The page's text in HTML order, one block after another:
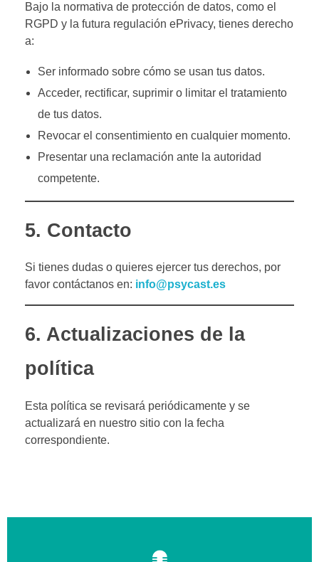
Bajo la normativa de protección de datos, como el
RGPD y la futura regulación ePrivacy, tienes derecho
a:
Ser informado sobre cómo se usan tus datos.
Acceder, rectificar, suprimir o limitar el tratamiento
de tus datos.
Revocar el consentimiento en cualquier momento.
Presentar una reclamación ante la autoridad
competente.
5. Contacto
Si tienes dudas o quieres ejercer tus derechos, por
favor contáctanos en: info@psycast.es
6. Actualizaciones de la
política
Esta política se revisará periódicamente y se
actualizará en nuestro sitio con la fecha
correspondiente.